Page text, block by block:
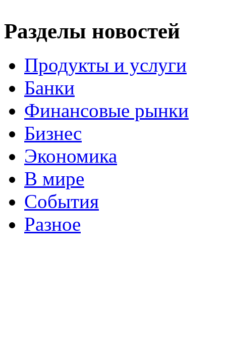
Разделы новостей
Продукты и услуги
Банки
Финансовые рынки
Бизнес
Экономика
В мире
События
Разное